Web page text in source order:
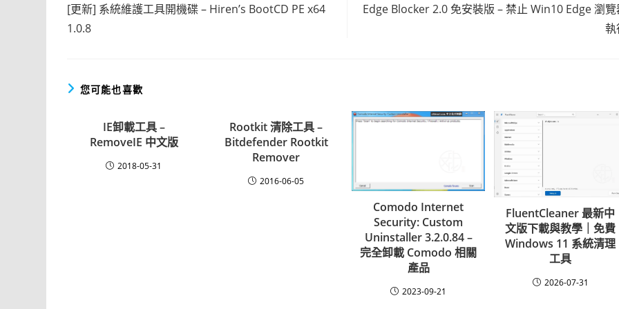
articles
[更新] 系統維護工具開機碟 – Hiren’s BootCD PE x64
1.0.8
Edge Blocker 2.0 免安裝版 – 禁止 Win10 Edge 瀏覽
執
您可能也喜歡
IE卸載工具 –
RemoveIE 中文版
2018-05-31
Rootkit 清除工具 –
Bitdefender Rootkit
Remover
2016-06-05
Comodo Internet
Security: Custom
Uninstaller 3.2.0.84 –
完全卸載 Comodo 相關
產品
2023-09-21
FluentCleaner 最新中
文版下載與教學｜免費
Windows 11 系統清理
工具
2026-07-31